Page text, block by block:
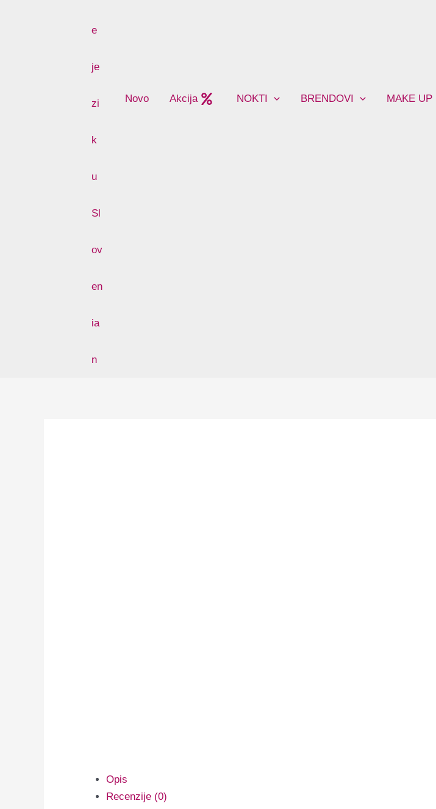
Novo Akcija NOKTI BRENDOVI MAKE UP
Opis
Recenzije (0)